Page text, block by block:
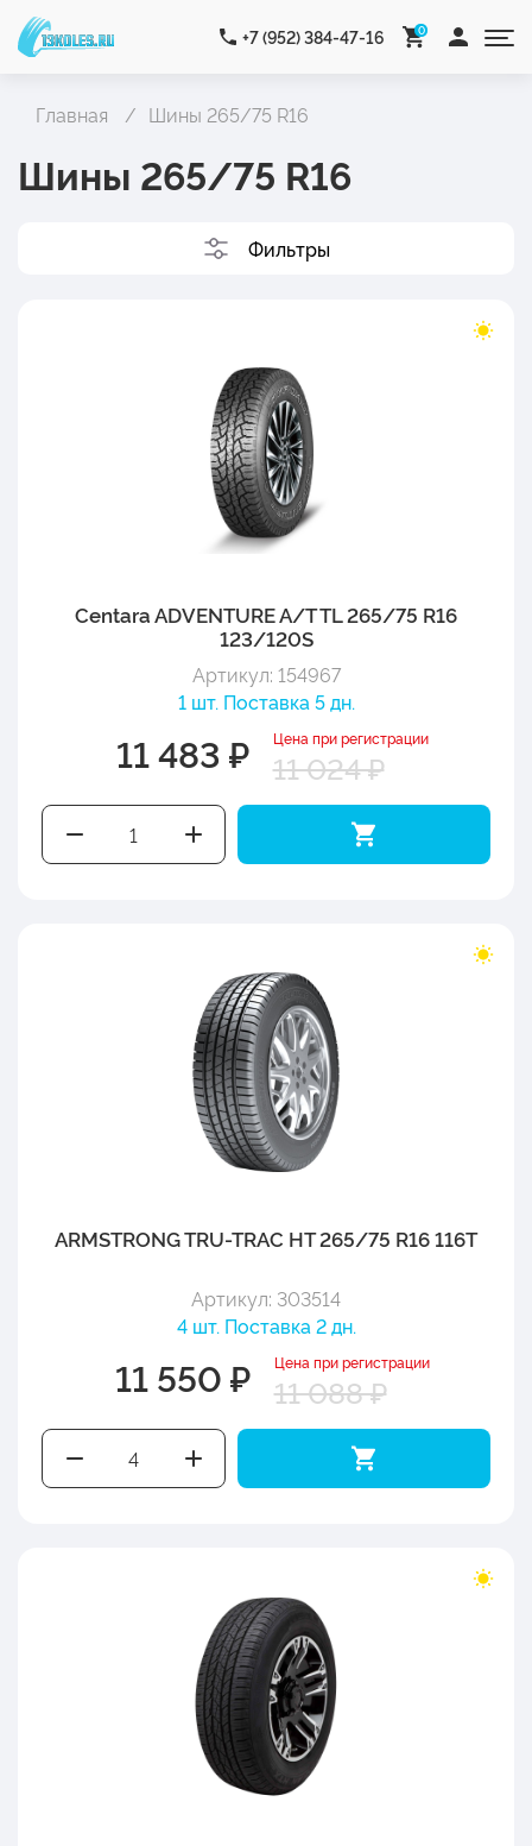
+7 (952) 384-47-16 0
Главная Шины 265/75 R16
Шины 265/75 R16
Фильтры
Centara ADVENTURE A/T TL 265/75 R16
123/120S
Артикул: 154967
1 шт. Поставка 5 дн.
11 483 ₽ Цена при регистрации
11 024 ₽
ARMSTRONG TRU-TRAC HT 265/75 R16 116T
Артикул: 303514
4 шт. Поставка 2 дн.
11 550 ₽ Цена при регистрации
11 088 ₽